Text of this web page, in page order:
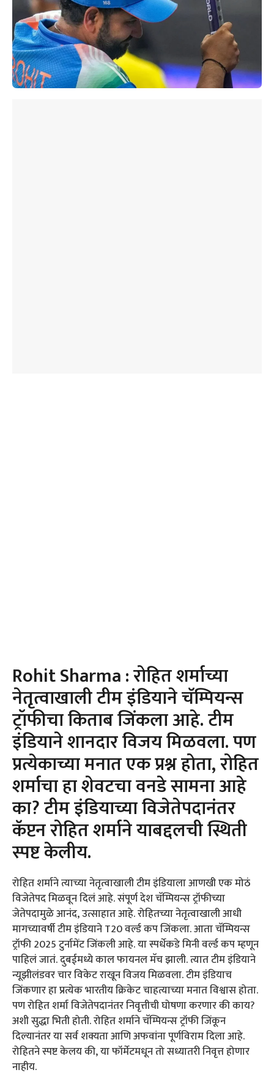
Rohit Sharma : रोहित शर्माच्या
नेतृत्वाखाली टीम इंडियाने चॅम्पियन्स
ट्रॉफीचा किताब जिंकला आहे. टीम
इंडियाने शानदार विजय मिळवला. पण
प्रत्येकाच्या मनात एक प्रश्न होता, रोहित
शर्माचा हा शेवटचा वनडे सामना आहे
का? टीम इंडियाच्या विजेतेपदानंतर
कॅप्टन रोहित शर्माने याबद्दलची स्थिती
स्पष्ट केलीय.
रोहित शर्माने त्याच्या नेतृत्वाखाली टीम इंडियाला आणखी एक मोठं
विजेतेपद मिळवून दिलं आहे. संपूर्ण देश चॅम्पियन्स ट्रॉफीच्या
जेतेपदामुळे आनंद, उत्साहात आहे. रोहितच्या नेतृत्वाखाली आधी
मागच्यावर्षी टीम इंडियाने T20 वर्ल्ड कप जिंकला. आता चॅम्पियन्स
ट्रॉफी 2025 टुर्नामेंट जिंकली आहे. या स्पर्धेकडे मिनी वर्ल्ड कप म्हणून
पाहिलं जातं. दुबईमध्ये काल फायनल मॅच झाली. त्यात टीम इंडियाने
न्यूझीलंडवर चार विकेट राखून विजय मिळवला. टीम इंडियाच
जिंकणार हा प्रत्येक भारतीय क्रिकेट चाहत्याच्या मनात विश्वास होता.
पण रोहित शर्मा विजेतेपदानंतर निवृत्तीची घोषणा करणार की काय?
अशी सुद्धा भिती होती. रोहित शर्माने चॅम्पियन्स ट्रॉफी जिंकून
दिल्यानंतर या सर्व शक्यता आणि अफवांना पूर्णविराम दिला आहे.
रोहितने स्पष्ट केलय की, या फॉर्मेटमधून तो सध्यातरी निवृत्त होणार
नाहीय.